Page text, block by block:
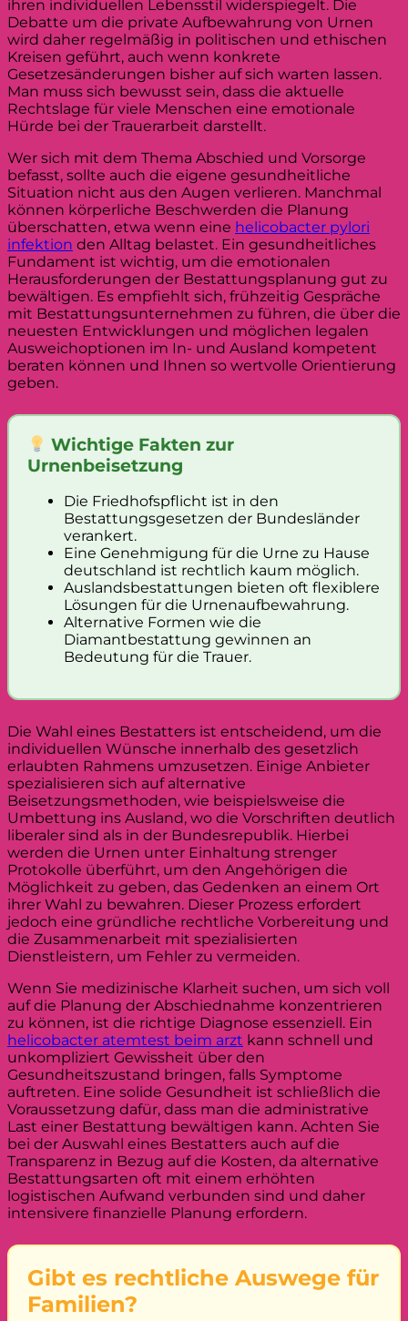
ihren individuellen Lebensstil widerspiegelt. Die
Debatte um die private Aufbewahrung von Urnen
wird daher regelmäßig in politischen und ethischen
Kreisen geführt, auch wenn konkrete
Gesetzesänderungen bisher auf sich warten lassen.
Man muss sich bewusst sein, dass die aktuelle
Rechtslage für viele Menschen eine emotionale
Hürde bei der Trauerarbeit darstellt.
Wer sich mit dem Thema Abschied und Vorsorge
befasst, sollte auch die eigene gesundheitliche
Situation nicht aus den Augen verlieren. Manchmal
können körperliche Beschwerden die Planung
überschatten, etwa wenn eine helicobacter pylori
infektion den Alltag belastet. Ein gesundheitliches
Fundament ist wichtig, um die emotionalen
Herausforderungen der Bestattungsplanung gut zu
bewältigen. Es empfiehlt sich, frühzeitig Gespräche
mit Bestattungsunternehmen zu führen, die über die
neuesten Entwicklungen und möglichen legalen
Ausweichoptionen im In- und Ausland kompetent
beraten können und Ihnen so wertvolle Orientierung
geben.
Wichtige Fakten zur
Urnenbeisetzung
Die Friedhofspflicht ist in den
Bestattungsgesetzen der Bundesländer
verankert.
Eine Genehmigung für die Urne zu Hause
deutschland ist rechtlich kaum möglich.
Auslandsbestattungen bieten oft flexiblere
Lösungen für die Urnenaufbewahrung.
Alternative Formen wie die
Diamantbestattung gewinnen an
Bedeutung für die Trauer.
Die Wahl eines Bestatters ist entscheidend, um die
individuellen Wünsche innerhalb des gesetzlich
erlaubten Rahmens umzusetzen. Einige Anbieter
spezialisieren sich auf alternative
Beisetzungsmethoden, wie beispielsweise die
Umbettung ins Ausland, wo die Vorschriften deutlich
liberaler sind als in der Bundesrepublik. Hierbei
werden die Urnen unter Einhaltung strenger
Protokolle überführt, um den Angehörigen die
Möglichkeit zu geben, das Gedenken an einem Ort
ihrer Wahl zu bewahren. Dieser Prozess erfordert
jedoch eine gründliche rechtliche Vorbereitung und
die Zusammenarbeit mit spezialisierten
Dienstleistern, um Fehler zu vermeiden.
Wenn Sie medizinische Klarheit suchen, um sich voll
auf die Planung der Abschiednahme konzentrieren
zu können, ist die richtige Diagnose essenziell. Ein
helicobacter atemtest beim arzt kann schnell und
unkompliziert Gewissheit über den
Gesundheitszustand bringen, falls Symptome
auftreten. Eine solide Gesundheit ist schließlich die
Voraussetzung dafür, dass man die administrative
Last einer Bestattung bewältigen kann. Achten Sie
bei der Auswahl eines Bestatters auch auf die
Transparenz in Bezug auf die Kosten, da alternative
Bestattungsarten oft mit einem erhöhten
logistischen Aufwand verbunden sind und daher
intensivere finanzielle Planung erfordern.
Gibt es rechtliche Auswege für
Familien?